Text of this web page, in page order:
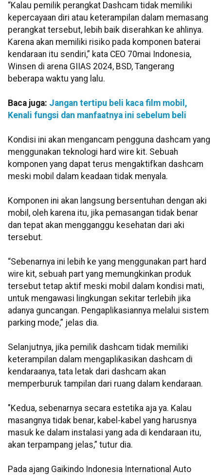
“Kalau pemilik perangkat Dashcam tidak memiliki
kepercayaan diri atau keterampilan dalam memasang
perangkat tersebut, lebih baik diserahkan ke ahlinya.
Karena akan memiliki risiko pada komponen baterai
kendaraan itu sendiri,” kata CEO 70mai Indonesia,
Winsen di arena GIIAS 2024, BSD, Tangerang
beberapa waktu yang lalu.
Baca juga: Jangan tertipu beli kaca film mobil,
Kenali fungsi dan manfaatnya ini sebelum beli
Kondisi ini akan mengancam pengguna dashcam yang
menggunakan teknologi hard wire kit. Sebuah
komponen yang dapat terus mengaktifkan dashcam
meski mobil dalam keadaan tidak menyala.
Komponen ini akan langsung bersentuhan dengan aki
mobil, oleh karena itu, jika pemasangan tidak benar
dan tepat akan mengganggu kesehatan dari aki
tersebut.
“Sebenarnya ini lebih ke yang menggunakan part hard
wire kit, sebuah part yang memungkinkan produk
tersebut tetap aktif meski mobil dalam kondisi mati,
untuk mengawasi lingkungan sekitar terlebih jika
adanya guncangan. Pengaplikasiannya melalui sistem
parking mode,” jelas dia.
Selanjutnya, jika pemilik dashcam tidak memiliki
keterampilan dalam mengaplikasikan dashcam di
kendaraanya, tata letak dari dashcam akan
memperburuk tampilan dari ruang dalam kendaraan.
"Kedua, sebenarnya secara estetika aja ya. Kalau
masangnya tidak benar, kabel-kabel yang harusnya
masuk ke dalam instalasi yang ada di kendaraan itu,
akan terpampang jelas,” tutur dia.
Pada ajang Gaikindo Indonesia International Auto